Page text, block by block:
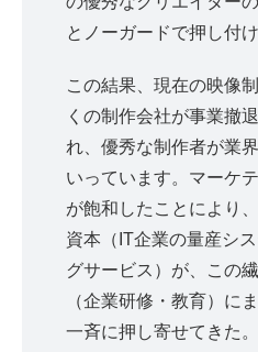
とノーガードで押し付
この結果、現在の映像
くの制作会社が事業撤
れ、優秀な制作者が業
いっています。マーケ
が飽和したことにより
資本（IT企業の量産シ
グサービス）が、この
（企業研修・教育）に
一斉に押し寄せてきた